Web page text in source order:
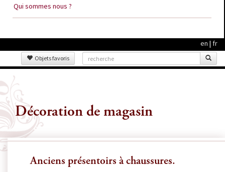
Qui sommes nous ?
en | fr
Objets favoris
Décoration de magasin
Anciens présentoirs à chaussures.